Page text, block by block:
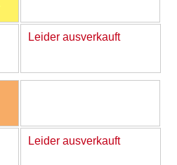
Leider ausverkauft
Leider ausverkauft